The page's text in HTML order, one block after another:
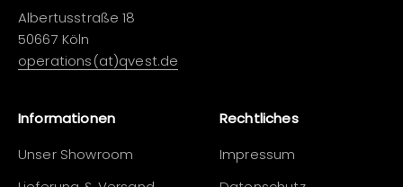
Albertusstraße 18
50667 Köln
operations(at)qvest.de
Informationen
Unser Showroom
Rechtliches
Impressum